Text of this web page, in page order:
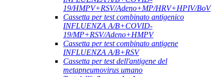
19/HMPV+RSV/Adeno+MP/HRV+HPIV/BoV
Cassetta per test combinato antigenico
INFLUENZA A/B+COVID-
19/MP+RSV/Adeno+HMPV
Cassetta per test combinato antigene
INFLUENZA A/B+RSV
Cassetta per test dell'antigene del
metapneumovirus umano